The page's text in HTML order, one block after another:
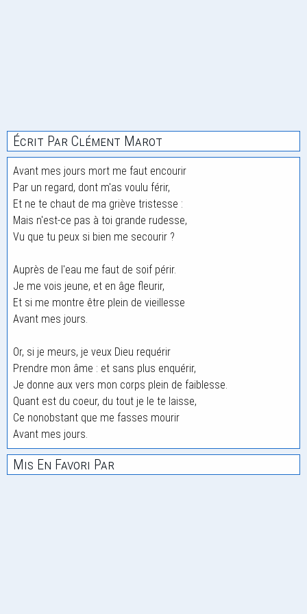
Écrit Par Clément Marot
Avant mes jours mort me faut encourir
Par un regard, dont m'as voulu férir,
Et ne te chaut de ma griève tristesse :
Mais n'est-ce pas à toi grande rudesse,
Vu que tu peux si bien me secourir ?
Auprès de l'eau me faut de soif périr.
Je me vois jeune, et en âge fleurir,
Et si me montre être plein de vieillesse
Avant mes jours.
Or, si je meurs, je veux Dieu requérir
Prendre mon âme : et sans plus enquérir,
Je donne aux vers mon corps plein de faiblesse.
Quant est du coeur, du tout je le te laisse,
Ce nonobstant que me fasses mourir
Avant mes jours.
Mis En Favori Par